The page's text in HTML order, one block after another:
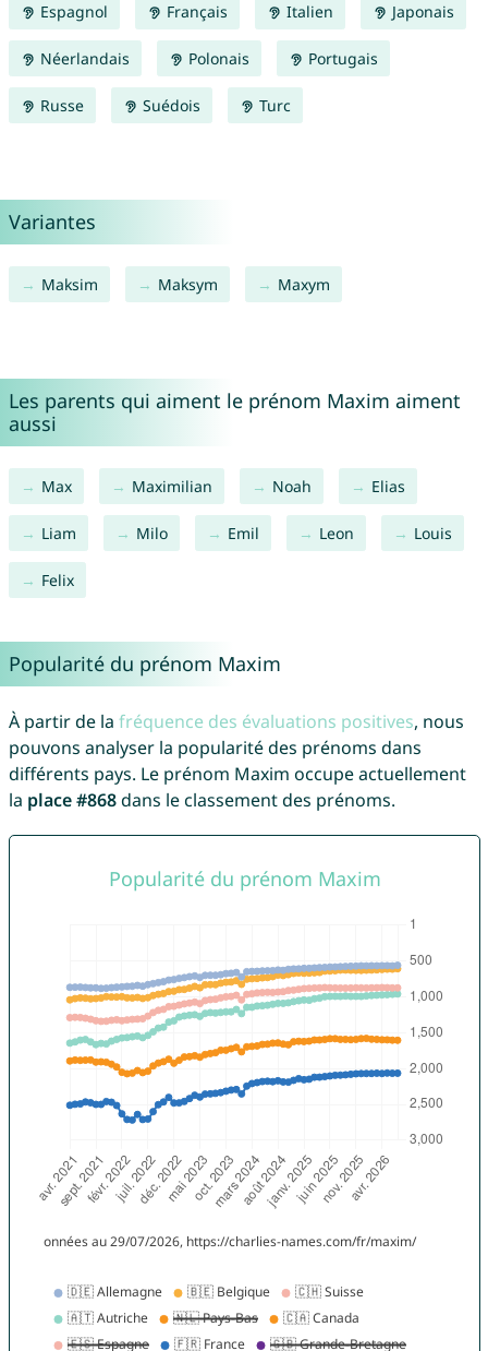
Espagnol Français Italien Japonais
Néerlandais Polonais Portugais
Russe Suédois Turc
Variantes
Maksim Maksym Maxym
Les parents qui aiment le prénom Maxim aiment
aussi
Max Maximilian Noah Elias
Liam Milo Emil Leon Louis
Felix
Popularité du prénom Maxim
À partir de la fréquence des évaluations positives, nous
pouvons analyser la popularité des prénoms dans
différents pays. Le prénom Maxim occupe actuellement
la place #868dans le classement des prénoms.